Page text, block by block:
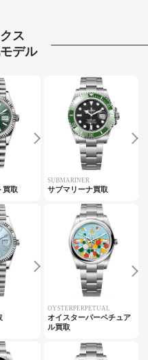
ス
デル
買取
SUBMARINER
サブマリーナ買取
OYSTERPERPETUAL
オイスターパーペチュア
ル買取